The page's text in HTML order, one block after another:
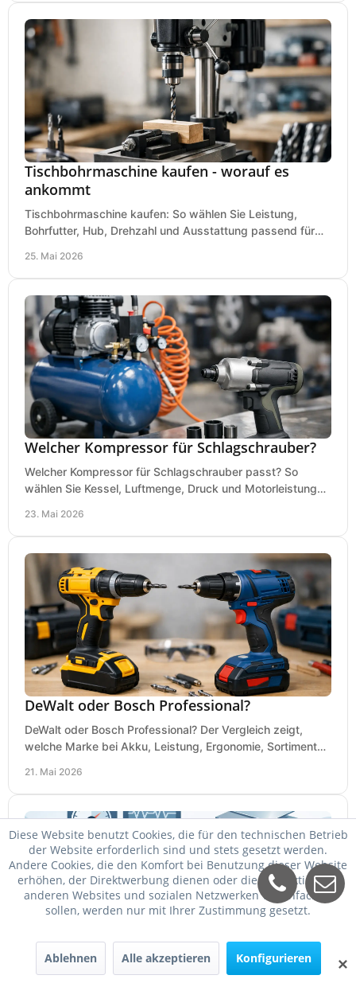
Tischbohrmaschine kaufen - worauf es
ankommt
Tischbohrmaschine kaufen: So wählen Sie Leistung,
Bohrfutter, Hub, Drehzahl und Ausstattung passend für
25. Mai 2026
Welcher Kompressor für Schlagschrauber?
Welcher Kompressor für Schlagschrauber passt? So
wählen Sie Kessel, Luftmenge, Druck und Motorleistung
23. Mai 2026
DeWalt oder Bosch Professional?
DeWalt oder Bosch Professional? Der Vergleich zeigt,
welche Marke bei Akku, Leistung, Ergonomie, Sortiment
21. Mai 2026
Schweißgerät für Dünnblech einstellen ✕
Diese Website benutzt Cookies, die für den technischen Betrieb
der Website erforderlich sind und stets gesetzt werden.
Andere Cookies, die den Komfort bei Benutzung dieser Website
erhöhen, der Direktwerbung dienen oder die Interaktion mit
anderen Websites und sozialen Netzwerken vereinfachen
sollen, werden nur mit Ihrer Zustimmung gesetzt.
Ablehnen Alle akzeptieren Konfigurieren